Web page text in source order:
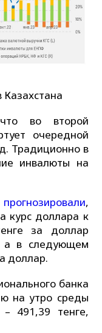
во второй
очередной
Традиционно в
инвалюты на
прогнозировали,
курс доллара к
за доллар
а в следующем
доллар.
банка
на утро среды
– 491,39 тенге,